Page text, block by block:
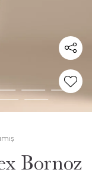
Bornoz